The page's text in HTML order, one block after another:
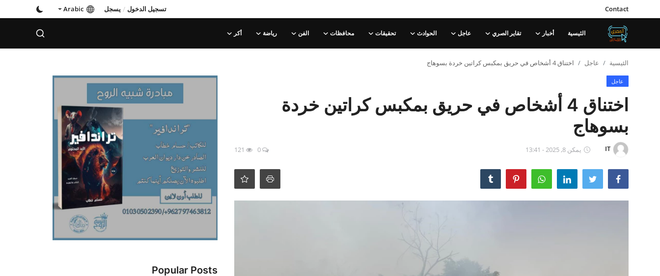
Contact تسجيل الدخول / يسجل Arabic
الئيسية أخبار تقاير الصري عاجل الحوادث تحقيقات محافظات الفن رياضة أكر
الدخول
Contact
تقاير الصري
الحوادث
الئيسية عاجل اختناق 4 أشخاص في حريق بمكبس كراتين خردة بسوهاج
عاجل
اختناق 4 أشخاص في حريق بمكبس كراتين خردة
بسوهاج
IT يمكن 8, 2025 - 13:41 0
121
Popular Posts